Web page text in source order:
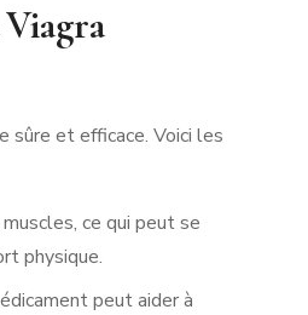
sûre et efficace. Voici les
ce qui peut se
physique.
peut aider à